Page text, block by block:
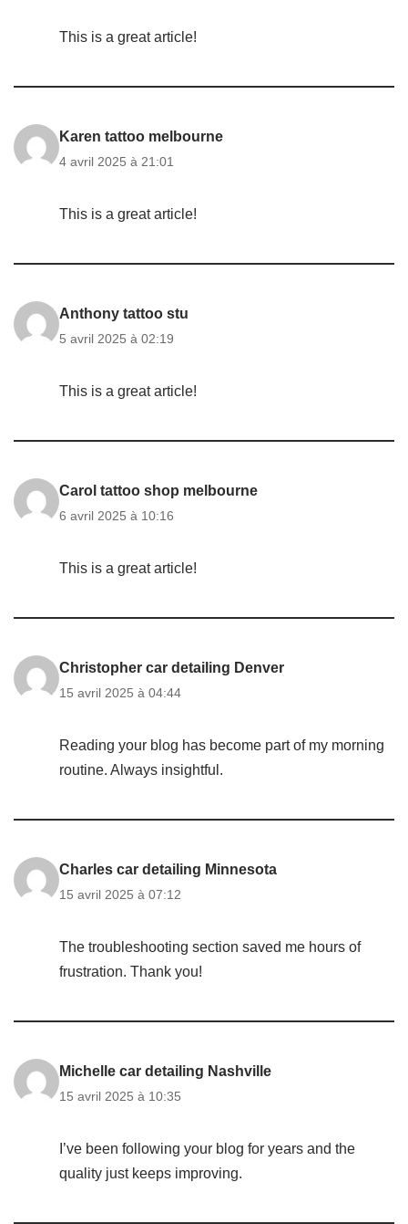
This is a great article!
Karen tattoo melbourne
4 avril 2025 à 21:01
This is a great article!
Anthony tattoo stu
5 avril 2025 à 02:19
This is a great article!
Carol tattoo shop melbourne
6 avril 2025 à 10:16
This is a great article!
Christopher car detailing Denver
15 avril 2025 à 04:44
Reading your blog has become part of my morning
routine. Always insightful.
Charles car detailing Minnesota
15 avril 2025 à 07:12
The troubleshooting section saved me hours of
frustration. Thank you!
Michelle car detailing Nashville
15 avril 2025 à 10:35
I’ve been following your blog for years and the
quality just keeps improving.